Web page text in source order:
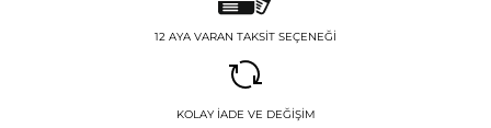
12 AYA VARAN TAKSIT SEÇENEĞI
KOLAY İADE VE DEĞIŞIM